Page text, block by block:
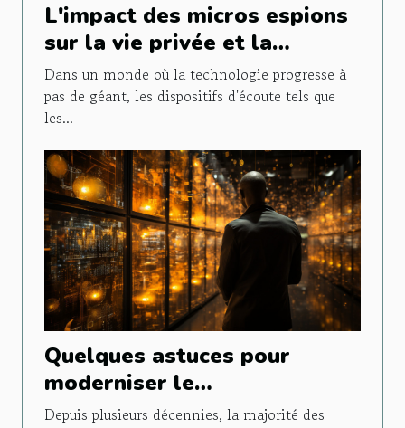
L'impact des micros espions
sur la vie privée et la
législation en vigueur
Dans un monde où la technologie progresse à
pas de géant, les dispositifs d'écoute tels que
les...
Quelques astuces pour
moderniser le
fonctionnement de son
Depuis plusieurs décennies, la majorité des